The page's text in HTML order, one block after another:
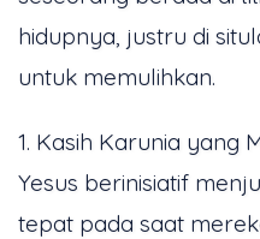
hidupnya, justru di
untuk memulihkan.
1. Kasih Karunia yang
Yesus berinisiatif
tepat pada saat